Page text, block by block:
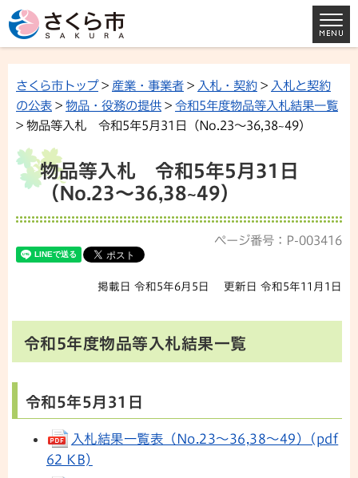
さくら市トップ> 産業・事業者 > 入札・契約 > 入札と契約
の公表 > 物品・役務の提供 > 令和5年度物品等入札結果一覧
> 物品等入札 令和5年5月31日（No.23～36,38~49）
物品等入札 令和5年5月31日
（No.23～36,38~49）
ページ番号：P-003416
掲載日 令和5年6月5日 更新日 令和5年11月1日
令和5年度物品等入札結果一覧
令和5年5月31日
入札結果一覧表（No.23～36,38～49）(pdf
62 KB)